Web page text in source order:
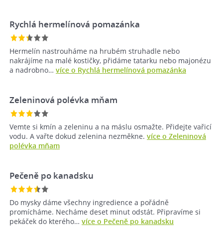
Rychlá hermelínová pomazánka
Hermelín nastrouháme na hrubém struhadle nebo
nakrájíme na malé kostičky, přidáme tatarku nebo majonézu
a nadrobno… více o Rychlá hermelínová pomazánka
Zeleninová polévka mňam
Vemte si kmín a zeleninu a na máslu osmažte. Přidejte vařicí
vodu. A vařte dokud zelenina nezměkne. více o Zeleninová
polévka mňam
Pečeně po kanadsku
Do mysky dáme všechny ingredience a pořádně
promícháme. Necháme deset minut odstát. Připravíme si
pekáček do kterého… více o Pečeně po kanadsku